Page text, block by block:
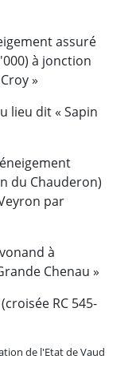
assuré
à jonction
»
lieu dit « Sapin
du Chauderon)
par
à
Chenau »
RC 545-
de l'Etat de Vaud